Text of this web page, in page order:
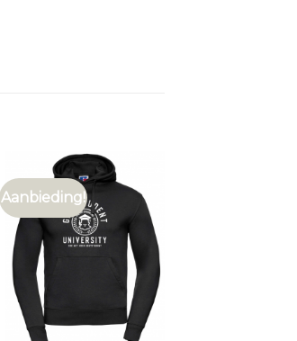
Aanbieding!